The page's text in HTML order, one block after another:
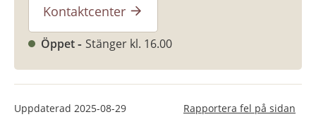
Kontaktcenter
Öppet Stänger kl. 16.00
Uppdaterad 2025-08-29 Rapportera fel på sidan